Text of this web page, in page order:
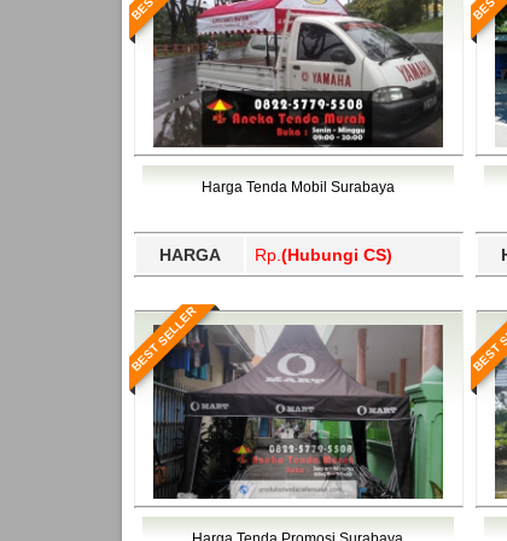
Harga Tenda Mobil Surabaya
HARGA Rp. (Hubungi CS)
BEST SELLER